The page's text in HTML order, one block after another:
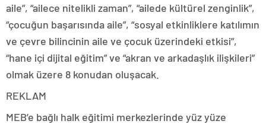
aile”, “ailece nitelikli zaman”, “ailede kültürel zenginlik”,
“çocuğun başarısında aile”, “sosyal etkinliklere katılımın
ve çevre bilincinin aile ve çocuk üzerindeki etkisi”,
“hane içi dijital eğitim” ve “akran ve arkadaşlık ilişkileri”
olmak üzere 8 konudan oluşacak.
REKLAM
MEB’e bağlı halk eğitimi merkezlerinde yüz yüze